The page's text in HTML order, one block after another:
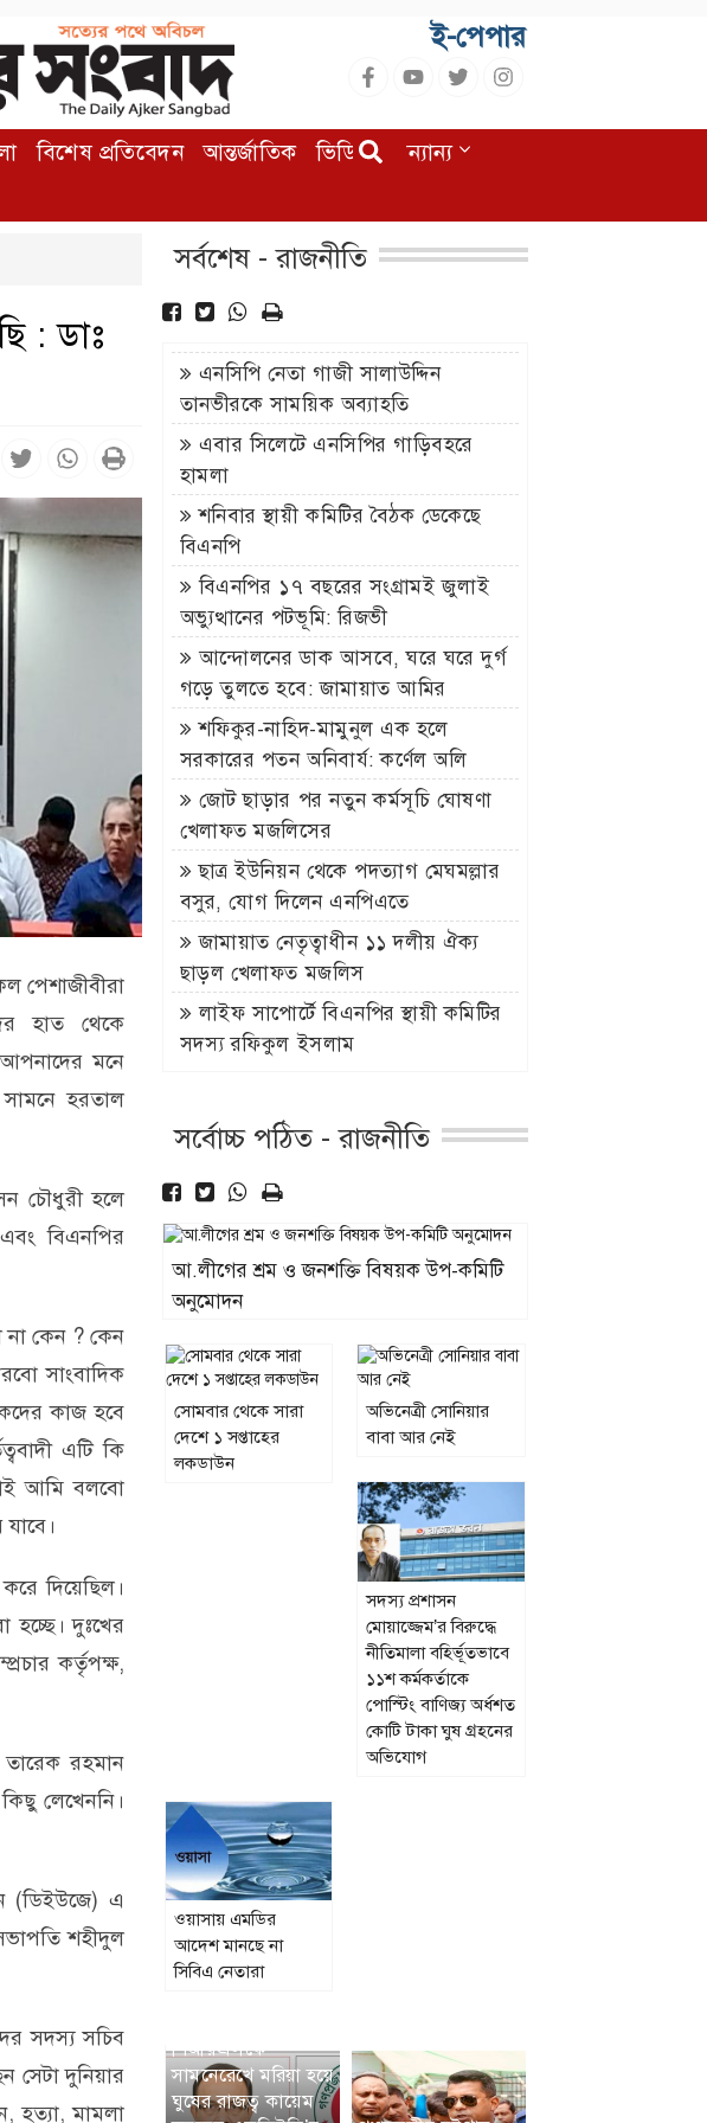
ই-পেপার
বিশেষ প্রতিবেদন আন্তর্জাতিক ভিডিও
অন্যান্য
: ডাঃ
পেশাজীবীরা
হাত থেকে
আপনাদের মনে
সামনে হরতাল
চৌধুরী হলে
বিএনপির
না কেন ? কেন
সাংবাদিক
কাজ হবে
এটি কি
আমি বলবো
দিয়েছিল।
দুঃখের
কর্তৃপক্ষ,
রহমান
লেখেননি।
(ডিইউজে) এ
শহীদুল
সদস্য সচিব
সেটা দুনিয়ার
হত্যা, মামলা
সর্বশেষ - রাজনীতি
এনসিপি নেতা গাজী সালাউদ্দিন
তানভীরকে সাময়িক অব্যাহতি
এবার সিলেটে এনসিপির গাড়িবহরে
হামলা
শনিবার স্থায়ী কমিটির বৈঠক ডেকেছে
বিএনপি
বিএনপির ১৭ বছরের সংগ্রামই জুলাই
অভ্যুত্থানের পটভূমি: রিজভী
আন্দোলনের ডাক আসবে, ঘরে ঘরে দুর্গ
গড়ে তুলতে হবে: জামায়াত আমির
শফিকুর-নাহিদ-মামুনুল এক হলে
সরকারের পতন অনিবার্য: কর্ণেল অলি
জোট ছাড়ার পর নতুন কর্মসূচি ঘোষণা
খেলাফত মজলিসের
ছাত্র ইউনিয়ন থেকে পদত্যাগ মেঘমল্লার
বসুর, যোগ দিলেন এনপিএতে
জামায়াত নেতৃত্বাধীন ১১ দলীয় ঐক্য
ছাড়ল খেলাফত মজলিস
লাইফ সাপোর্টে বিএনপির স্থায়ী কমিটির
সদস্য রফিকুল ইসলাম
সর্বোচ্চ পঠিত - রাজনীতি
আ.লীগের শ্রম ও জনশক্তি বিষয়ক উপ-কমিটি
অনুমোদন
সোমবার থেকে সারা
দেশে ১ সপ্তাহের
লকডাউন
অভিনেত্রী সোনিয়ার
বাবা আর নেই
সদস্য প্রশাসন
মোয়াজ্জেম’র বিরুদ্ধে
নীতিমালা বহির্ভূতভাবে
১১শ কর্মকর্তাকে
পোস্টিং বাণিজ্য অর্ধশত
কোটি টাকা ঘুষ গ্রহনের
অভিযোগ
ওয়াসায় এমডির
আদেশ মানছে না
সিবিএ নেতারা
পিআরএলকে
সামনেরেখে মরিয়া হয়ে
ঘুষের রাজত্ব কায়েম